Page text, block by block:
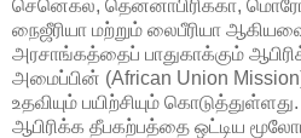
செனெகல், தென்னாபிரிக்கா,
நைஜீரியா மற்றும் லைபீரியா
அரசாங்கத்தைப் பாதுகாக்கும்
அமைப்பின் (African Union Mission)
உதவியும் பயிற்சியும்
ஆபிரிக்க தீபகற்பத்தை ஒட்டிய